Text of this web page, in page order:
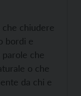
chiudere
bordi e
che
o che
da chi e